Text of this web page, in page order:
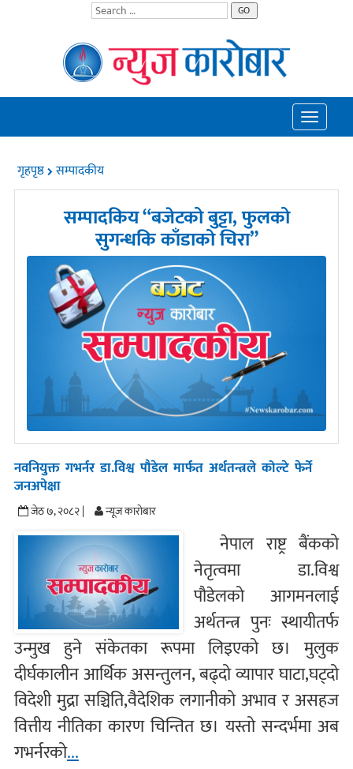
GO
Toggle
गृहपृष्ठ सम्पादकीय
सम्पादकिय “बजेटको बुट्टा, फुलको
सुगन्धकि काँडाको चिरा”
नवनियुक्त गभर्नर डा.विश्व पौडेल मार्फत अर्थतन्त्रले कोल्टे फेर्ने
जनअपेक्षा
जेठ ७, २०८२ | न्यूज काराेबार
नेपाल राष्ट्र बैंकको
नेतृत्वमा डा.विश्व
पौडेलको आगमनलाई
अर्थतन्त्र पुनः स्थायीतर्फ
उन्मुख हुने संकेतका रूपमा लिइएको छ। मुलुक
दीर्घकालीन आर्थिक असन्तुलन, बढ्दो व्यापार घाटा,घट्दो
विदेशी मुद्रा सञ्चिति,वैदेशिक लगानीको अभाव र असहज
वित्तीय नीतिका कारण चिन्तित छ। यस्तो सन्दर्भमा अब
गभर्नरको...